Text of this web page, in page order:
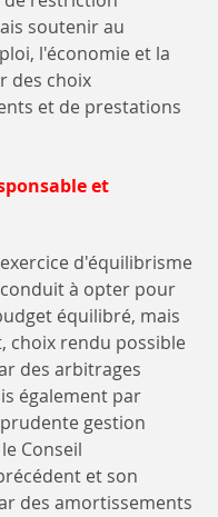
soutenir au
l'économie et la
des choix
et de prestations
et
d'équilibrisme
à opter pour
équilibré, mais
choix rendu possible
des arbitrages
également par
gestion
Conseil
et son
des amortissements